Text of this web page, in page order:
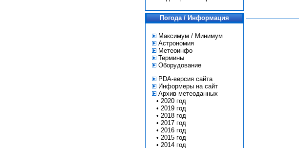
Погода / Информация
Максимум / Минимум
Астрономия
Метеоинфо
Термины
Оборудование
PDA-версия сайта
Информеры на сайт
Архив метеоданных
• 2020 год
• 2019 год
• 2018 год
• 2017 год
• 2016 год
• 2015 год
• 2014 год